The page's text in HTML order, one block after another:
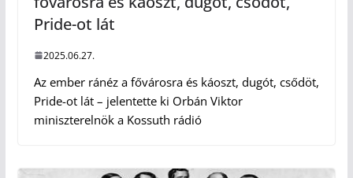
Pride-ot lát
2025.06.27.
Az ember ránéz a fővárosra és káoszt, dugót, csődöt,
Pride-ot lát – jelentette ki Orbán Viktor
miniszterelnök a Kossuth rádió